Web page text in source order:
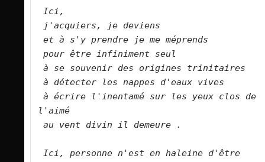
Ici,
j'acquiers, je deviens
et à s'y prendre je me méprends
pour être infiniment seul
à se souvenir des origines trinitaires
à détecter les nappes d'eaux vives
à écrire l'inentamé sur les yeux clos de
l'aimé
au vent divin il demeure .
Ici, personne n'est en haleine d'être